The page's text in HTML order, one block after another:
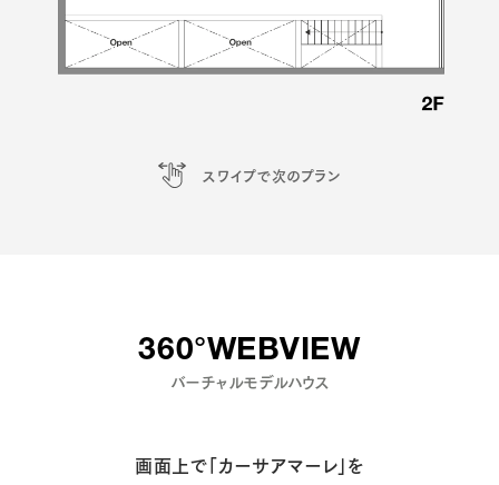
スワイプで次のプラン
360°WEBVIEW
バーチャルモデルハウス
画面上で「カーサアマーレ」を